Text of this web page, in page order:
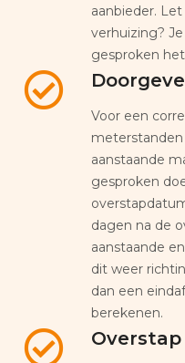
aanbieder.
verhuizing?
gesproken
Voor een
aanstaande
gesproken
dagen na de
aanstaande
dit weer
dan een
berekenen.